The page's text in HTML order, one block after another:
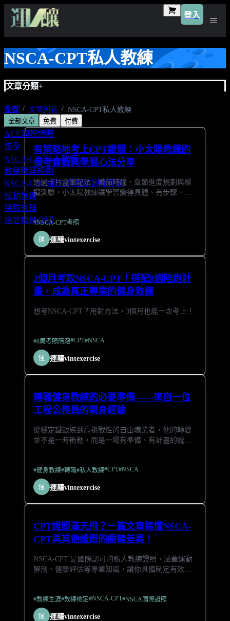
登入
NSCA-CPT私人教練
文章分類+
全部
NSCA國際證照
ACE國際證照
懷孕
NSCA-CPT私人教練
教練職涯規劃
NSCA-CSCS肌力與體能訓練專家
運動恢復
特殊族群
癌症教練介紹
首頁 文章列表
NSCA-CPT私人教練
全部文章
免費 付費
有策略地考上CPT證照：小太陽教練的
備考實戰與學習心法分享
透過卡片盒筆記法、番茄時鐘、章節進度規劃與模
擬測驗，小太陽教練讓學習變得具體、有步驟、有
進展，也讓不擅長念書的自己成功通過考試。
#NSCA-CPT考照
運 運釀vintexercise
3個月考取NSCA-CPT！搭配8週陪跑計
畫，成為真正專業的健身教練
想考NSCA-CPT？用對方法，3個月也能一次考上！
#8周考照陪跑#CPT#NSCA
運 運釀vintexercise
轉職健身教練的必要準備——來自一位
工程公務員的親身經驗
從穩定鐵飯碗到高挑戰性的自由職業者，他的轉變
並不是一時衝動，而是一場有準備、有計畫的蛻
#健身教練#轉職#私人教練#CPT#NSCA
運 運釀vintexercise
CPT證照滿天飛？一篇文章搞懂NSCA-
CPT與其他證照的關鍵差異！
NSCA-CPT 是國際認可的私人教練證照，涵蓋運動
解剖、健康評估等專業知識，讓你具備制定有效訓
#教練生涯#教練檢定#NSCA-CPT#NSCA國際證照
運 運釀vintexercise